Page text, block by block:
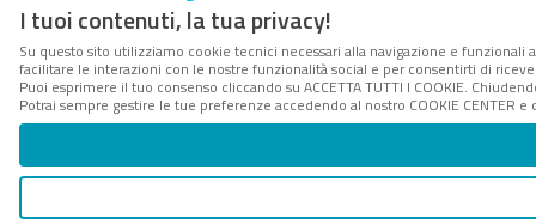
I tuoi contenuti, la tua privacy!
Su questo sito utilizziamo cookie tecnici necessari alla navigazione e
facilitare le interazioni con le nostre funzionalità social e per consentirti di
Puoi esprimere il tuo consenso cliccando su ACCETTA TUTTI I COOKIE.
Potrai sempre gestire le tue preferenze accedendo al nostro COOKIE